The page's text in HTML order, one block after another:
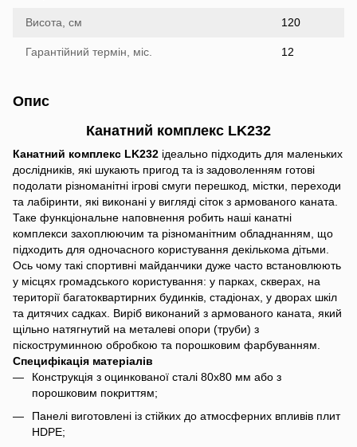
Висота, см 120
Гарантійний термін, міс. 12
Опис
Канатний комплекс LK232
Канатний комплекс LK232 ідеально підходить для маленьких
дослідників, які шукають пригод та із задоволенням готові
подолати різноманітні ігрові смуги перешкод, містки, переходи
та лабіринти, які виконані у вигляді сіток з армованого каната.
Таке функціональне наповнення робить наші канатні
комплекси захоплюючим та різноманітним обладнанням, що
підходить для одночасного користування декількома дітьми.
Ось чому такі спортивні майданчики дуже часто встановлюють
у місцях громадського користування: у парках, скверах, на
території багатоквартирних будинків, стадіонах, у дворах шкіл
та дитячих садках. Виріб виконаний з армованого каната, який
щільно натягнутий на металеві опори (труби) з
піскоструминною обробкою та порошковим фарбуванням.
Специфікація матеріалів
Конструкція з оцинкованої сталі 80х80 мм або з
порошковим покриттям;
Панелі виготовлені із стійких до атмосферних впливів плит
HDPE;